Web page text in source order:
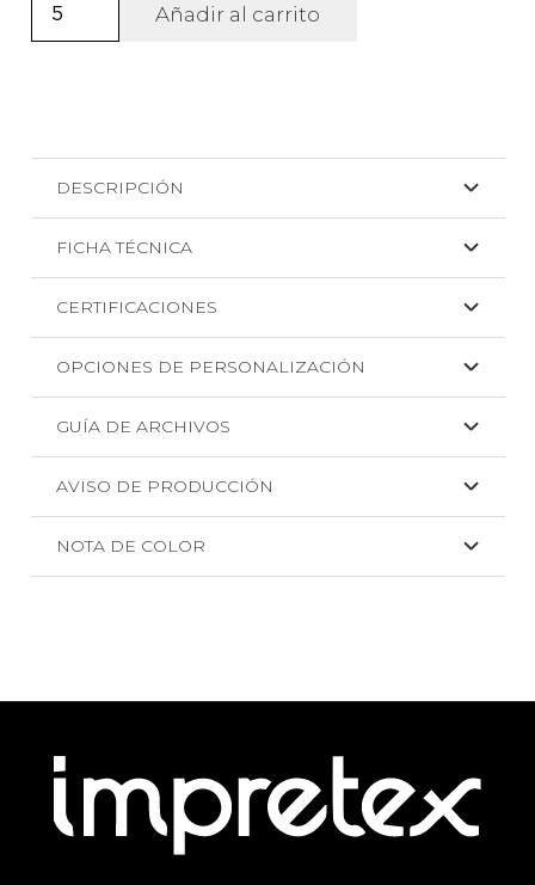
cantidad
Añadir al carrito
DESCRIPCIÓN
FICHA TÉCNICA
CERTIFICACIONES
OPCIONES DE PERSONALIZACIÓN
GUÍA DE ARCHIVOS
AVISO DE PRODUCCIÓN
NOTA DE COLOR